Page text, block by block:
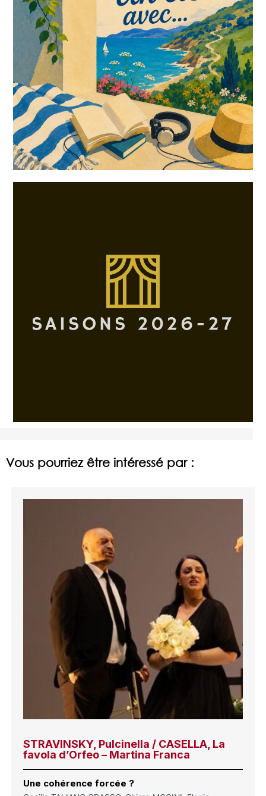
Vous pourriez être intéressé par :
STRAVINSKY, Pulcinella / CASELLA, La
favola d’Orfeo – Martina Franca
Une cohérence forcée ?